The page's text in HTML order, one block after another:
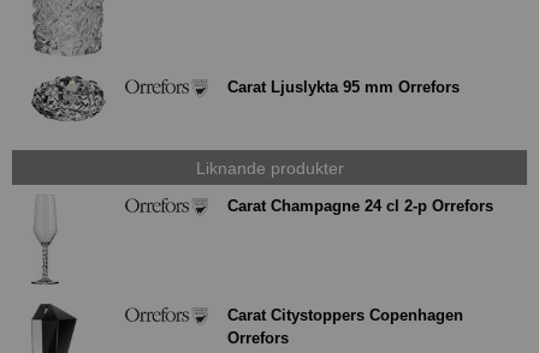
Carat Ljuslykta 95 mm Orrefors
Liknande produkter
Carat Champagne 24 cl 2-p Orrefors
Carat Citystoppers Copenhagen
Orrefors